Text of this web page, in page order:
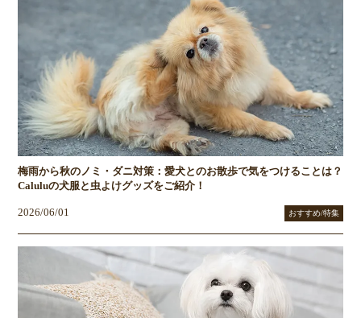
梅雨から秋のノミ・ダニ対策：愛犬とのお散歩で気をつけることは？
Caluluの犬服と虫よけグッズをご紹介！
2026/06/01 おすすめ/特集